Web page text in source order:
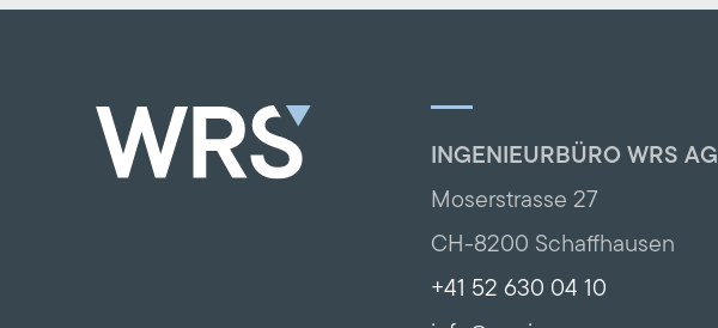
INGENIEURBÜRO WRS AG
Moserstrasse 27
CH-8200 Schaffhausen
+41 52 630 04 10